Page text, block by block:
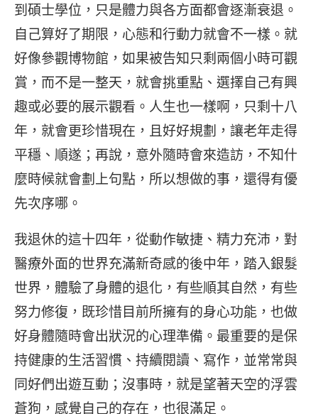
到碩士學位，只是體力與各方面都會逐漸衰退。
自己算好了期限，心態和行動力就會不一樣。就
好像參觀博物館，如果被告知只剩兩個小時可觀
賞，而不是一整天，就會挑重點、選擇自己有興
趣或必要的展示觀看。人生也一樣啊，只剩十八
年，就會更珍惜現在，且好好規劃，讓老年走得
平穩、順遂；再說，意外隨時會來造訪，不知什
麼時候就會劃上句點，所以想做的事，還得有優
先次序哪。
我退休的這十四年，從動作敏捷、精力充沛，對
醫療外面的世界充滿新奇感的後中年，踏入銀髮
世界，體驗了身體的退化，有些順其自然，有些
努力修復，既珍惜目前所擁有的身心功能，也做
好身體隨時會出狀況的心理準備。最重要的是保
持健康的生活習慣、持續閱讀、寫作，並常常與
同好們出遊互動；沒事時，就是望著天空的浮雲
蒼狗，感覺自己的存在，也很滿足。